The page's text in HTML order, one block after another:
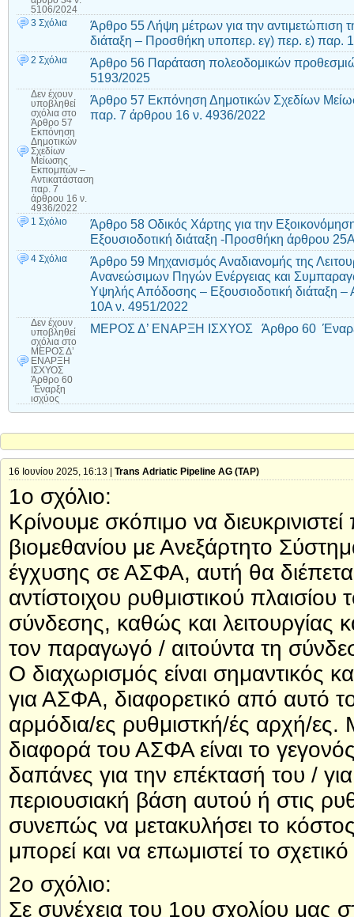
5106/2024
3 Σχόλια
Άρθρο 55 Λήψη μέτρων για την αντιμετώπιση
διάταξη – Προσθήκη υποπερ. εγ) περ. ε) παρ.
2 Σχόλια
Άρθρο 56 Παράταση πολεοδομικών
5193/2025
Δεν έχουν
υποβληθεί
σχόλια στο
Άρθρο 57
Εκπόνηση
Δημοτικών
Σχεδίων
Μείωσης
Εκπομπών –
Αντικατάσταση
παρ. 7
άρθρου 16 ν.
4936/2022
Άρθρο 57 Εκπόνηση Δημοτικών Σχεδίων
παρ. 7 άρθρου 16 ν. 4936/2022
1 Σχόλιο
Άρθρο 58 Οδικός Χάρτης για την
Εξουσιοδοτική διάταξη -Προσθήκη άρθρου
4 Σχόλια
Άρθρο 59 Μηχανισμός Αναδιανομής της
Ανανεώσιμων Πηγών Ενέργειας και
Υψηλής Απόδοσης – Εξουσιοδοτική διάταξη
10Α ν. 4951/2022
Δεν έχουν
υποβληθεί
σχόλια στο
ΜΕΡΟΣ Δ’
ΕΝΑΡΞΗ
ΙΣΧΥΟΣ
Άρθρο 60
Έναρξη
ισχύος
ΜΕΡΟΣ Δ’ ΕΝΑΡΞΗ ΙΣΧΥΟΣ Άρθρο 60
16 Ιουνίου 2025, 16:13 | Trans Adriatic Pipeline AG (TAP)
1ο σχόλιο:
Κρίνουμε σκόπιμο να
βιομεθανίου με Ανεξάρτητο
έγχυσης σε ΑΣΦΑ, αυτή θα
αντίστοιχου ρυθμιστικού
σύνδεσης, καθώς και λειτουργίας
τον παραγωγό / αιτούντα τη
Ο διαχωρισμός είναι σημαντικός
για ΑΣΦΑ, διαφορετικό από αυτό
αρμόδια/ες ρυθμιστκή/ές αρχή/ες.
διαφορά του ΑΣΦΑ είναι το
δαπάνες για την επέκτασή του /
περιουσιακή βάση αυτού ή στις
συνεπώς να μετακυλήσει το
μπορεί και να επωμιστεί το
2ο σχόλιο:
Σε συνέχεια του 1ου σχολίου μας